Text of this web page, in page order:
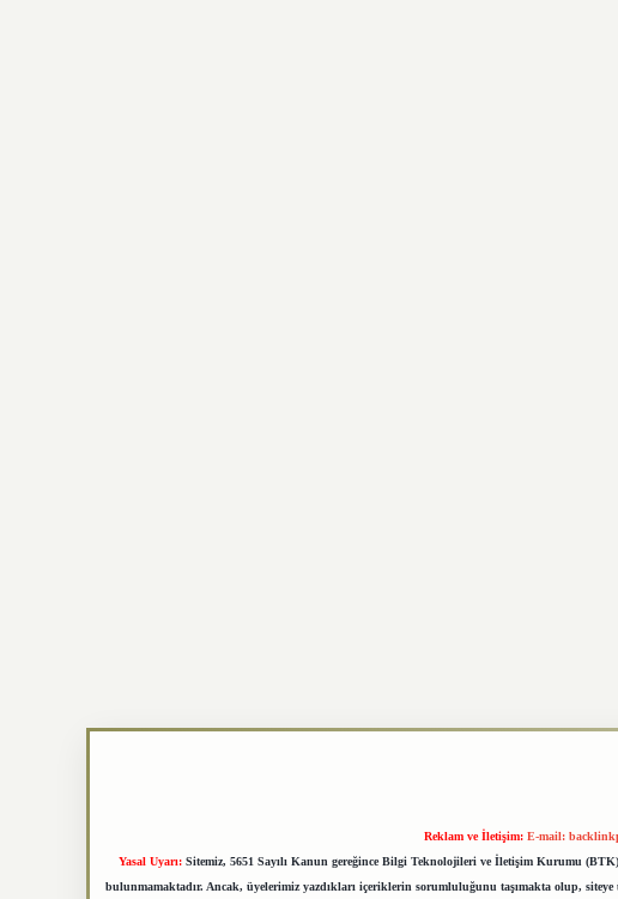
Reklam ve İletişim: E-mail:
Yasal Uyarı: Sitemiz, 5651 Sayılı Kanun gereğince Bilgi Teknolojileri ve İletişim Kurumu
bulunmamaktadır. Ancak, üyelerimiz yazdıkları içeriklerin sorumluluğunu taşımakta olup,